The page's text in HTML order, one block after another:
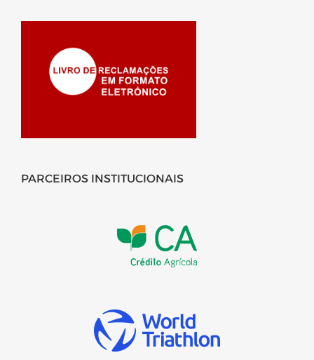
PARCEIROS INSTITUCIONAIS